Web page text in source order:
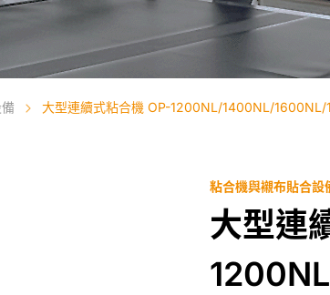
大型連續式粘合機 OP-1200NL/1400NL/1600NL/
粘合機與襯布貼合設
大型連